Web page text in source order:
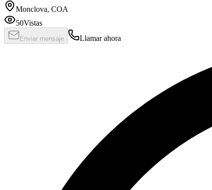
Monclova, COA
50Vistas
Enviar mensaje Llamar ahora